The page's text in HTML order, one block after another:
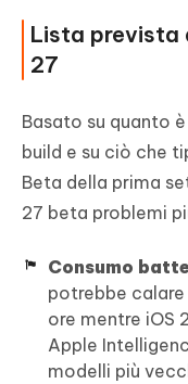
Lista prevista
27
Basato su quanto
build e su ciò che
Beta della prima
27 beta problemi
Consumo
potrebbe
ore mentre iOS
Apple
modelli più